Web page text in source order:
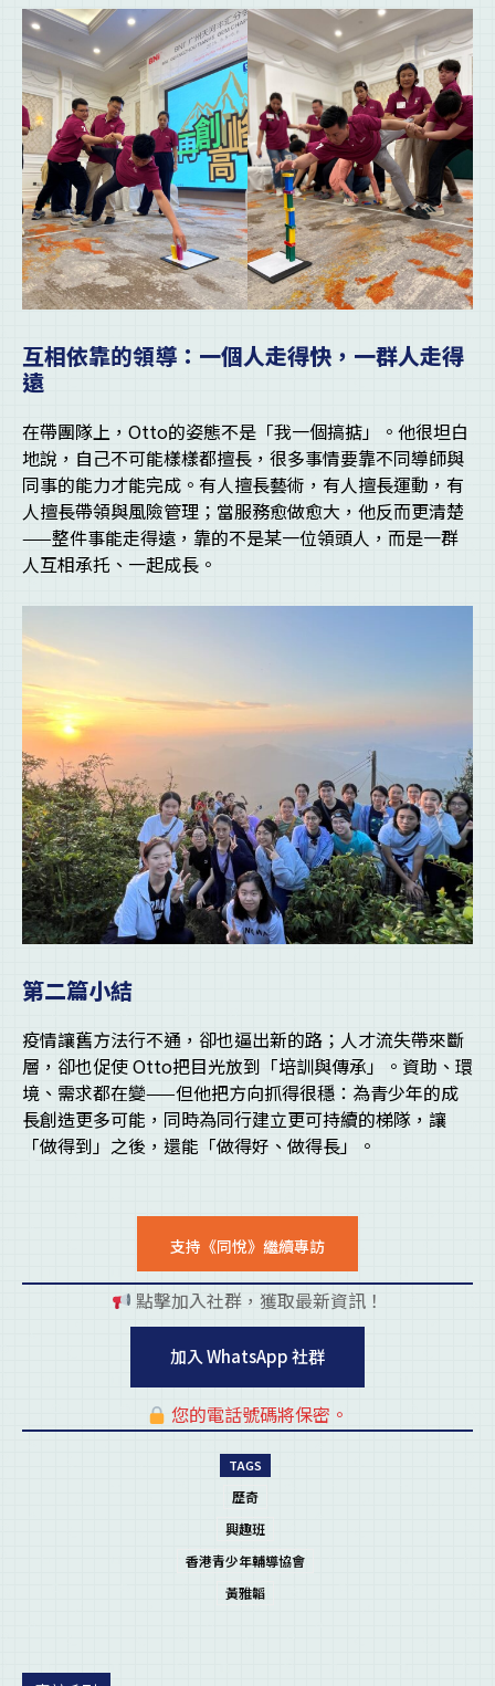
互相依靠的領導：一個人走得快，一群人走得
遠
在帶團隊上，Otto的姿態不是「我一個搞掂」。他很坦白
地說，自己不可能樣樣都擅長，很多事情要靠不同導師與
同事的能力才能完成。有人擅長藝術，有人擅長運動，有
人擅長帶領與風險管理；當服務愈做愈大，他反而更清楚
——整件事能走得遠，靠的不是某一位領頭人，而是一群
人互相承托、一起成長。
第二篇小結
疫情讓舊方法行不通，卻也逼出新的路；人才流失帶來斷
層，卻也促使 Otto把目光放到「培訓與傳承」。資助、環
境、需求都在變——但他把方向抓得很穩：為青少年的成
長創造更多可能，同時為同行建立更可持續的梯隊，讓
「做得到」之後，還能「做得好、做得長」。
支持《同悅》繼續專訪
點擊加入社群，獲取最新資訊！
加入 WhatsApp 社群
您的電話號碼將保密。
TAGS
歷奇
興趣班
香港青少年輔導協會
黃雅韜